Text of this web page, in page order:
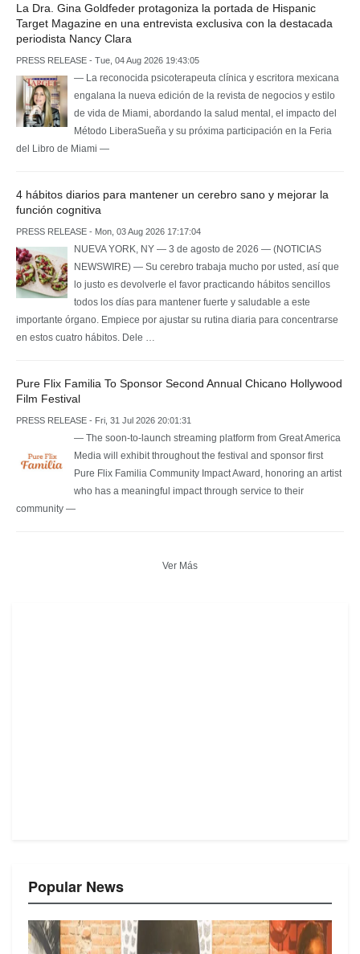
La Dra. Gina Goldfeder protagoniza la portada de Hispanic
Target Magazine en una entrevista exclusiva con la destacada
periodista Nancy Clara
PRESS RELEASE - Tue, 04 Aug 2026 19:43:05
— La reconocida psicoterapeuta clínica y escritora mexicana
engalana la nueva edición de la revista de negocios y estilo
de vida de Miami, abordando la salud mental, el impacto del
Método LiberaSueña y su próxima participación en la Feria
del Libro de Miami —
4 hábitos diarios para mantener un cerebro sano y mejorar la
función cognitiva
PRESS RELEASE - Mon, 03 Aug 2026 17:17:04
NUEVA YORK, NY — 3 de agosto de 2026 — (NOTICIAS
NEWSWIRE) — Su cerebro trabaja mucho por usted, así que
lo justo es devolverle el favor practicando hábitos sencillos
todos los días para mantener fuerte y saludable a este
importante órgano. Empiece por ajustar su rutina diaria para concentrarse
en estos cuatro hábitos. Dele …
Pure Flix Familia To Sponsor Second Annual Chicano Hollywood
Film Festival
PRESS RELEASE - Fri, 31 Jul 2026 20:01:31
— The soon-to-launch streaming platform from Great America
Media will exhibit throughout the festival and sponsor first
Pure Flix Familia Community Impact Award, honoring an artist
who has a meaningful impact through service to their
community —
Ver Más
Popular News